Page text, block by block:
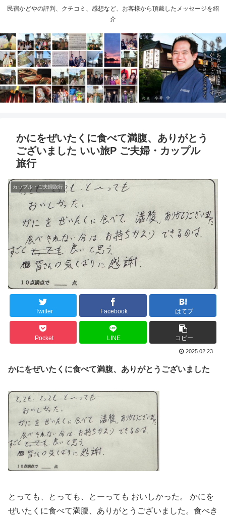
民宿かどやの評判、クチコミ、感想など、お客様から頂戴したメッセージを紹
介
かにをぜいたくに食べて満腹、ありがとう
ございました いい旅P ご夫婦・カップル
旅行
カップル・ご夫婦旅行
Twitter Facebook はてブ
Pocket LINE コピー
2025.02.23
かにをぜいたくに食べて満腹、ありがとうございました
とっても、とっても、とーっても おいしかった。 かにを
ぜいたくに食べて満腹、ありがとうございました。食べき